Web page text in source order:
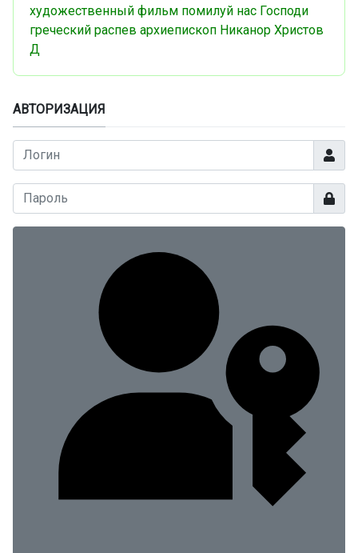
художественный фильм помилуй нас Господи
греческий распев архиепископ Никанор Христов
Д
АВТОРИЗАЦИЯ
Логин